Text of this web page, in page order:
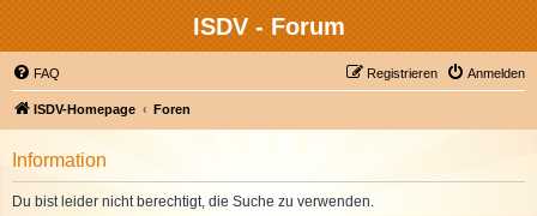
ISDV - Forum
FAQ Anmelden
Registrieren
ISDV-Homepage Foren
Information
Du bist leider nicht berechtigt, die Suche zu verwenden.